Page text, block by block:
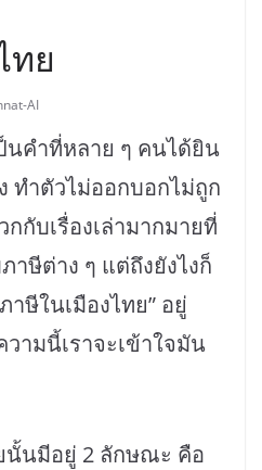
ทย
AI
นคำที่หลาย ๆ คนได้ยิน
ทำตัวไม่ออกบอกไม่ถูก
กับเรื่องเล่ามากมายที่
าษีต่าง ๆ แต่ถึงยังไงก็
าษีในเมืองไทย” อยู่
ามนี้เราจะเข้าใจมัน
นั้นมีอยู่ 2 ลักษณะ คือ